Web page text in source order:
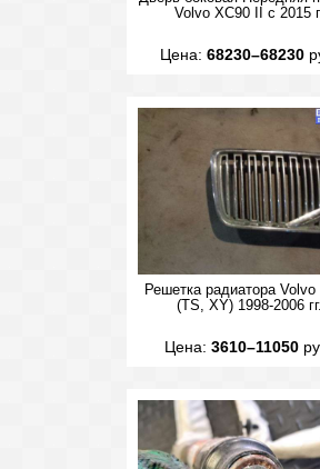
Volvo XC90 II с 2015
Цена: 68230–68230
Решетка радиатора Volvo
(TS, XY) 1998-2006 гг.
Цена: 3610–11050